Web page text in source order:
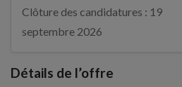
Clôture des candidatures : 19
septembre 2026
Détails de l’offre